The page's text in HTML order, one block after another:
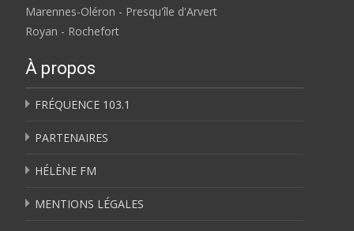
Marennes-Oléron - Presqu'île d'Arvert
Royan - Rochefort
À propos
FRÉQUENCE 103.1
PARTENAIRES
HÉLÈNE FM
MENTIONS LÉGALES